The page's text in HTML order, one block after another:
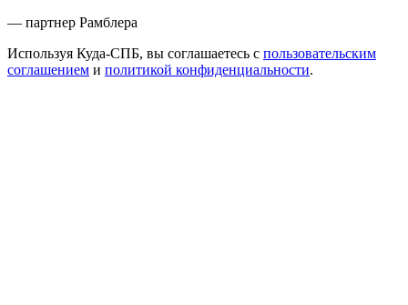
— партнер Рамблера
Используя Куда-СПБ, вы соглашаетесь с пользовательским
соглашением и политикой конфиденциальности.